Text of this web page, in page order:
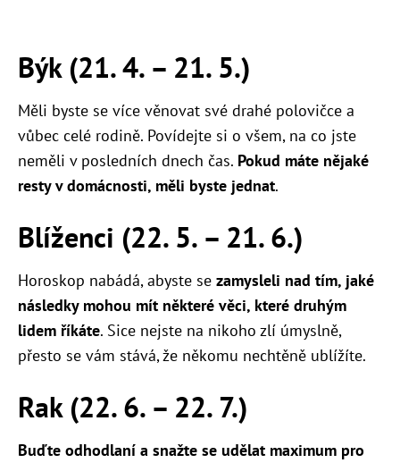
Býk (21. 4. – 21. 5.)
Měli byste se více věnovat své drahé polovičce a
vůbec celé rodině. Povídejte si o všem, na co jste
neměli v posledních dnech čas. Pokud máte nějaké
resty v domácnosti, měli byste jednat.
Blíženci (22. 5. – 21. 6.)
Horoskop nabádá, abyste se zamysleli nad tím, jaké
následky mohou mít některé věci, které druhým
lidem říkáte. Sice nejste na nikoho zlí úmyslně,
přesto se vám stává, že někomu nechtěně ublížíte.
Rak (22. 6. – 22. 7.)
Buďte odhodlaní a snažte se udělat maximum pro